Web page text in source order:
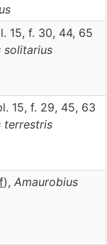
15, f. 30, 44, 65
solitarius
15, f. 29, 45, 63
terrestris
f), Amaurobius